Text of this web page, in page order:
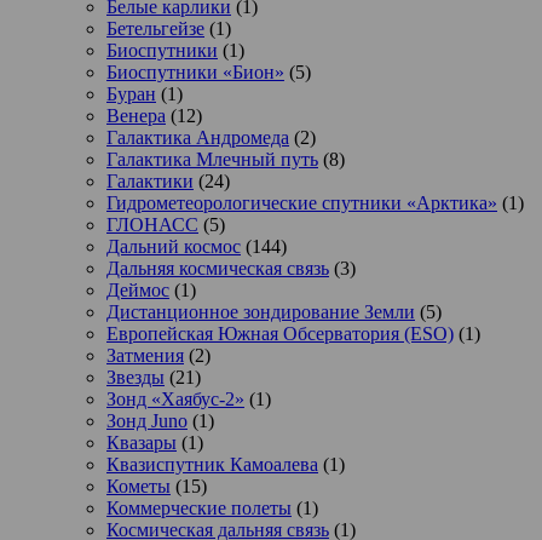
Белые карлики (1)
Бетельгейзе (1)
Биоспутники (1)
Биоспутники «Бион» (5)
Буран (1)
Венера (12)
Галактика Андромеда (2)
Галактика Млечный путь (8)
Галактики (24)
Гидрометеорологические спутники «Арктика» (1)
ГЛОНАСС (5)
Дальний космос (144)
Дальняя космическая связь (3)
Деймос (1)
Дистанционное зондирование Земли (5)
Европейская Южная Обсерватория (ESO) (1)
Затмения (2)
Звезды (21)
Зонд «Хаябус-2» (1)
Зонд Juno (1)
Квазары (1)
Квазиспутник Камоалева (1)
Кометы (15)
Коммерческие полеты (1)
Космическая дальняя связь (1)